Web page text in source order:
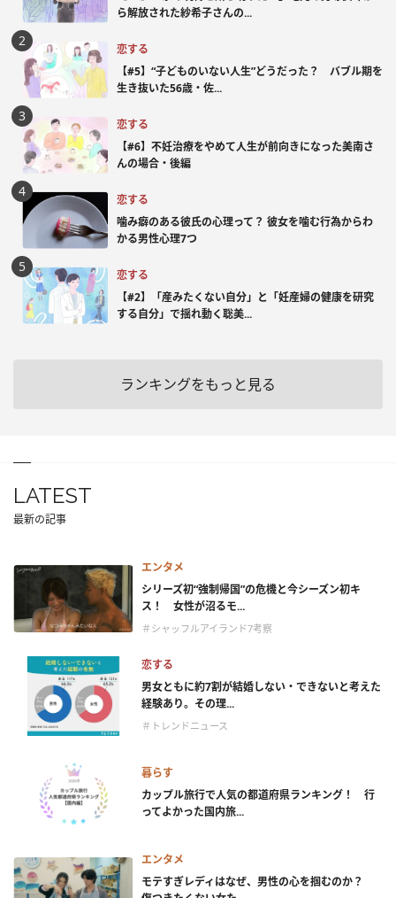
ら解放された紗希子さんの...
恋する
【#5】“子どものいない人生”どうだった？ バブル期を
生き抜いた56歳・佐...
恋する
【#6】不妊治療をやめて人生が前向きになった美南さ
んの場合・後編
恋する
噛み癖のある彼氏の心理って？ 彼女を噛む行為からわ
かる男性心理7つ
恋する
【#2】「産みたくない自分」と「妊産婦の健康を研究
する自分」で揺れ動く聡美...
ランキングをもっと見る
LATEST
最新の記事
エンタメ
シリーズ初“強制帰国”の危機と今シーズン初キ
ス！ 女性が沼るモ...
＃シャッフルアイランド7考察
恋する
男女ともに約7割が結婚しない・できないと考えた
経験あり。その理...
＃トレンドニュース
暮らす
カップル旅行で人気の都道府県ランキング！ 行
ってよかった国内旅...
エンタメ
モテすぎレディはなぜ、男性の心を掴むのか？